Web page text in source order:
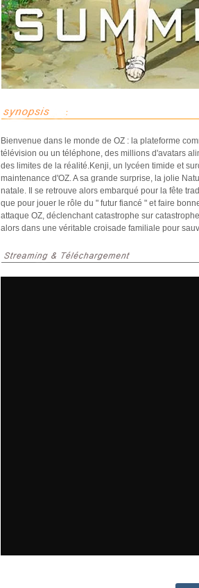
Bienvenue dans le monde de OZ : la plateforme
télévision ou un téléphone, des millions d'avatars
des limites de la réalité.Kenji, un lycéen timide et
maintenance d'OZ. A sa grande surprise, la jolie
natale. Il se retrouve alors embarqué pour la fête
que pour jouer le rôle du " futur fiancé " et faire
attaque OZ, déclenchant catastrophe sur
alors dans une véritable croisade familiale pour